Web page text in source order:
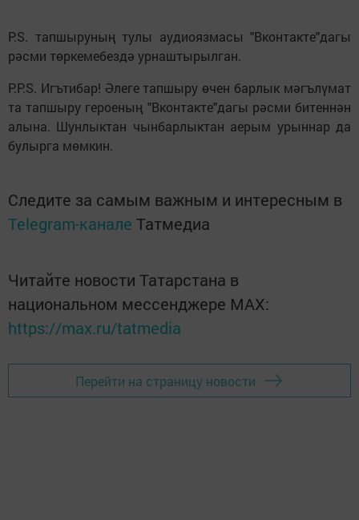
P.S. тапшыруның тулы аудиоязмасы "Вконтакте"дагы
рәсми төркемебездә урнаштырылган.
P.P.S. Игътибар! Әлеге тапшыру өчен барлык мәгълүмат
та тапшыру героеның "Вконтакте"дагы рәсми битеннән
алына. Шунлыктан чынбарлыктан аерым урыннар да
булырга мөмкин.
Следите за самым важным и интересным в
Telegram-канале Татмедиа
Читайте новости Татарстана в
национальном мессенджере MАХ:
https://max.ru/tatmedia
Перейти на страницу новости